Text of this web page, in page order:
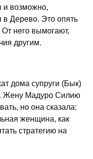
и возможно,
в Дерево. Это опять
него вымогают,
другим.
дома супруги (Бык)
Жену Мадуро Силию
но она сказала:
женщина, как
стратегию на